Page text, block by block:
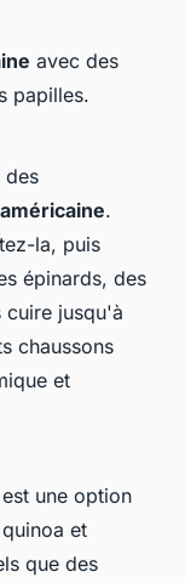
avec des
papilles.
des
.
la, puis
épinards, des
cuire jusqu'à
chaussons
et
est une option
et
que des